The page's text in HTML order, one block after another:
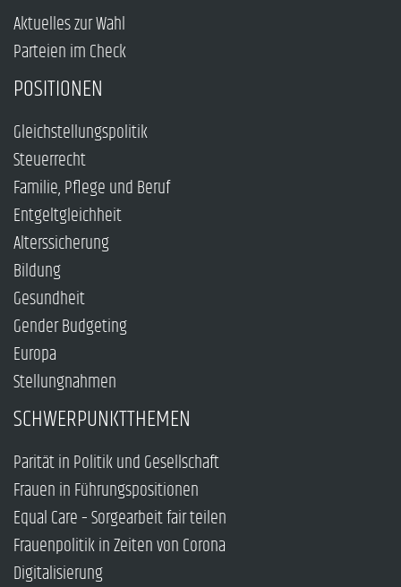
Aktuelles zur Wahl
Parteien im Check
POSITIONEN
Gleichstellungspolitik
Steuerrecht
Familie, Pflege und Beruf
Entgeltgleichheit
Alterssicherung
Bildung
Gesundheit
Gender Budgeting
Europa
Stellungnahmen
SCHWERPUNKTTHEMEN
Parität in Politik und Gesellschaft
Frauen in Führungspositionen
Equal Care – Sorgearbeit fair teilen
Frauenpolitik in Zeiten von Corona
Digitalisierung